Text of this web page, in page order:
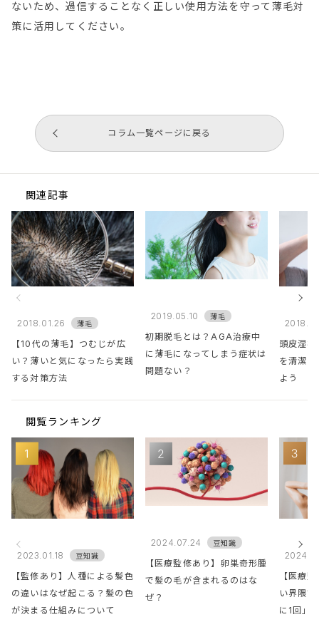
ないため、過信することなく正しい使用方法を守って薄毛対
策に活用してください。
コラム一覧ページに戻る
関連記事
2018.01.26 薄毛
【10代の薄毛】つむじが広
い？薄いと気になったら実践
する対策方法
2019.05.10 薄毛
初期脱毛とは？AGA治療中
に薄毛になってしまう症状は
問題ない？
頭皮湿
を清潔
よう
閲覧ランキング
2023.01.18 豆知識
【監修あり】人種による髪色
の違いはなぜ起こる？髪の色
が決まる仕組みについて
2024.07.24 豆知識
【医療監修あり】卵巣奇形腫
で髪の毛が含まれるのはな
ぜ？
【医療
い界隈
に1回」